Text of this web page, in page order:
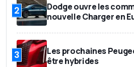
2
Dodge ouvre les
nouvelle Charger en
3
Les prochaines
être hybrides